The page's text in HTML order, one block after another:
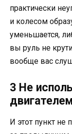
практически
и колесом
уменьшается,
вы руль не
вообще вас
3 Не
И этот пункт не